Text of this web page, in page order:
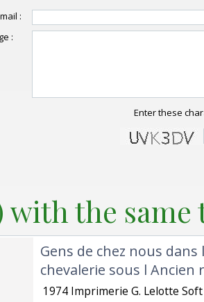
:
:
Enter these
with the
‎Gens de chez nous
chevalerie sous l Ancien
1974 Imprimerie G. Lelotte